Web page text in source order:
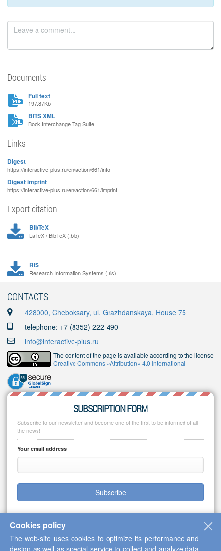
Documents
Full text
197.87Kb
BITS XML
Book Interchange Tag Suite
Links
Digest
https://interactive-plus.ru/en/action/661/info
Digest imprint
https://interactive-plus.ru/en/action/661/imprint
Export citation
BibTeX
LaTeX / BibTeX (.bib)
RIS
Research Information Systems (.ris)
CONTACTS
428000, Cheboksary, ul. Grazhdanskaya, House 75
telephone: +7 (8352) 222-490
info@interactive-plus.ru
The content of the page is available according to the license
Creative Commons «Attribution» 4.0 International
SUBSCRIPTION FORM
Subscribe to our newsletter and become one of the first to be informed of all
the news!
Your email address
Subscribe
Copyright © 2013-2026 Scientific Cooperation Center "Interactive Plus"
Cookies policy
The web-site uses cookies to optimize its performance and
design as well as special service to collect and analyze data